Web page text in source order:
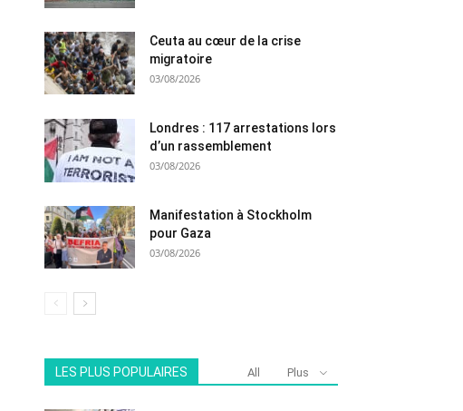
Ceuta au cœur de la crise
migratoire
03/08/2026
Londres : 117 arrestations lors
d’un rassemblement
03/08/2026
Manifestation à Stockholm
pour Gaza
03/08/2026
LES PLUS POPULAIRES All Plus